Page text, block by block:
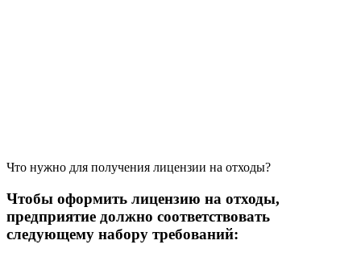
Что нужно для получения лицензии на отходы?
Чтобы оформить лицензию на отходы,
предприятие должно соответствовать
следующему набору требований: